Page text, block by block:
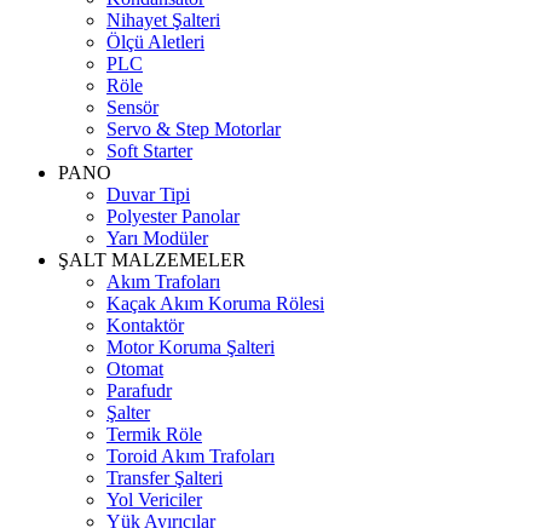
Nihayet Şalteri
Ölçü Aletleri
PLC
Röle
Sensör
Servo & Step Motorlar
Soft Starter
PANO
Duvar Tipi
Polyester Panolar
Yarı Modüler
ŞALT MALZEMELER
Akım Trafoları
Kaçak Akım Koruma Rölesi
Kontaktör
Motor Koruma Şalteri
Otomat
Parafudr
Şalter
Termik Röle
Toroid Akım Trafoları
Transfer Şalteri
Yol Vericiler
Yük Ayırıcılar